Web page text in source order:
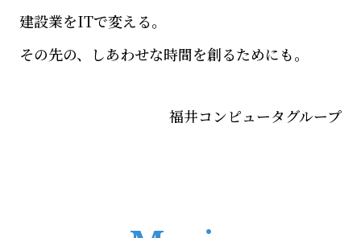
建設業をITで変える。
その先の、しあわせな時間を創るためにも。
福井コンピュータグループ